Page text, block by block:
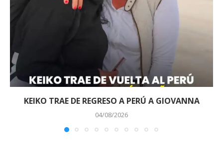
KEIKO TRAE DE REGRESO A PERÚ A GIOVANNA
04/08/2026